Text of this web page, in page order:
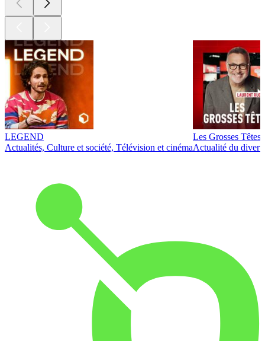
LEGEND
Actualités, Culture et société, Télévision et cinéma
Les Grosses Têtes
Actualité du